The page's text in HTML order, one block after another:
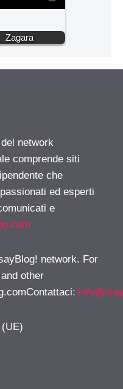
Zagara
network
comprende siti
che
ed esperti
e
network. For
other
: